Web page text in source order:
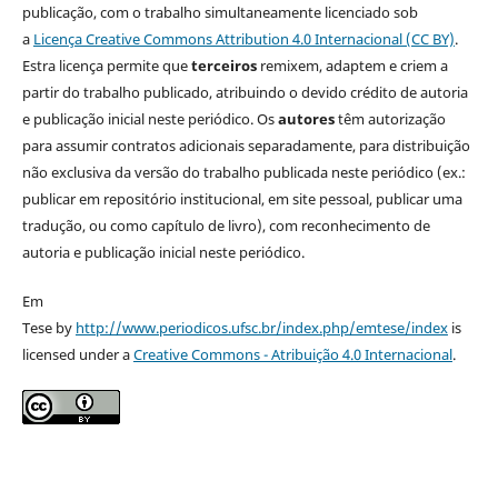
publicação, com o trabalho simultaneamente licenciado sob
a Licença Creative Commons Attribution 4.0 Internacional (CC BY).
Estra licença permite queterceirosremixem, adaptem e criem a
partir do trabalho publicado, atribuindo o devido crédito de autoria
e publicação inicial neste periódico. Osautorestêm autorização
para assumir contratos adicionais separadamente, para distribuição
não exclusiva da versão do trabalho publicada neste periódico (ex.:
publicar em repositório institucional, em site pessoal, publicar uma
tradução, ou como capítulo de livro), com reconhecimento de
autoria e publicação inicial neste periódico.
Em
Tese by http://www.periodicos.ufsc.br/index.php/emtese/indexis
licensed under aCreative Commons - Atribuição 4.0 Internacional.